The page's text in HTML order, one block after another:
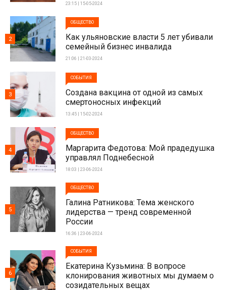
23:15 | 15-05-2024
ОБЩЕСТВО
Как ульяновские власти 5 лет убивали
семейный бизнес инвалида
21:06 | 21-03-2024
2
СОБЫТИЯ
Создана вакцина от одной из самых
смертоносных инфекций
13:45 | 15-02-2024
3
ОБЩЕСТВО
Маргарита Федотова: Мой прадедушка
управлял Поднебесной
18:03 | 23-06-2024
4
ОБЩЕСТВО
Галина Ратникова: Тема женского
лидерства — тренд современной
России
16:36 | 23-06-2024
5
СОБЫТИЯ
Екатерина Кузьмина: В вопросе
клонирования животных мы думаем о
созидательных вещах
6